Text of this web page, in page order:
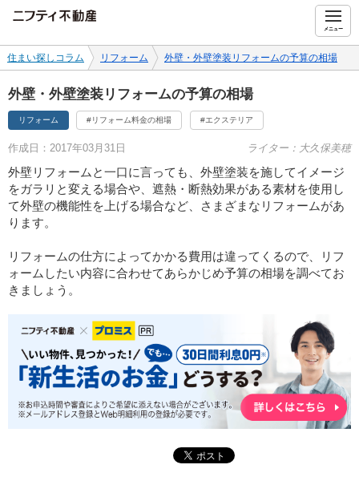
メニュー
住まい探しコラム リフォーム 外壁・外壁塗装リフォームの予算の相場
外壁・外壁塗装リフォームの予算の相場
リフォーム #リフォーム料金の相場 #エクステリア
作成日：2017年03月31日 ライター：大久保美穂
外壁リフォームと一口に言っても、外壁塗装を施してイメージ
をガラリと変える場合や、遮熱・断熱効果がある素材を使用し
て外壁の機能性を上げる場合など、さまざまなリフォームがあ
ります。
リフォームの仕方によってかかる費用は違ってくるので、リフ
ォームしたい内容に合わせてあらかじめ予算の相場を調べてお
きましょう。